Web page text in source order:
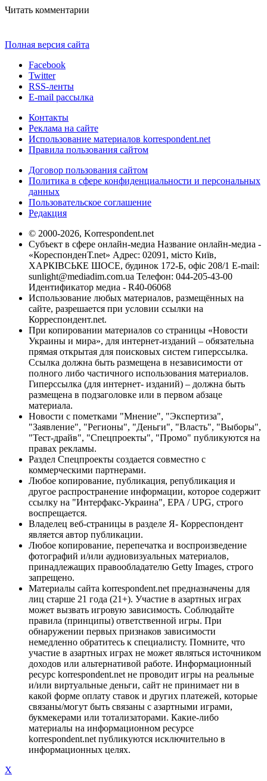
Читать комментарии
Полная версия сайта
Facebook
Twitter
RSS-ленты
E-mail рассылка
Контакты
Реклама на сайте
Использование материалов korrespondent.net
Правила пользования сайтом
Договор пользования сайтом
Политика в сфере конфиденциальности и персональных
данных
Пользовательское соглашение
Редакция
© 2000-2026, Korrespondent.net
Субъект в сфере онлайн-медиа Название онлайн-медиа -
«КореспонденТ.net» Адрес: 02091, місто Київ,
ХАРКІВСЬКЕ ШОСЕ, будинок 172-Б, офіс 208/1 E-mail:
sunlight@mediadim.com.ua Телефон: 044-205-43-00
Идентификатор медиа - R40-06068
Использование любых материалов, размещённых на
сайте, разрешается при условии ссылки на
Корреспондент.net.
При копировании материалов со страницы «Новости
Украины и мира», для интернет-изданий – обязательна
прямая открытая для поисковых систем гиперссылка.
Ссылка должна быть размещена в независимости от
полного либо частичного использования материалов.
Гиперссылка (для интернет- изданий) – должна быть
размещена в подзаголовке или в первом абзаце
материала.
Новости с пометками "Мнение", "Экспертиза",
"Заявление", "Регионы", "Деньги", "Власть", "Выборы",
"Тест-драйв", "Спецпроекты", "Промо" публикуются на
правах рекламы.
Раздел Спецпроекты создается совместно с
коммерческими партнерами.
Любое копирование, публикация, републикация и
другое распространение информации, которое содержит
ссылку на "Интерфакс-Украина", EPA / UPG, строго
воспрещается.
Владелец веб-страницы в разделе Я- Корреспондент
является автор публикации.
Любое копирование, перепечатка и воспроизведение
фотографий и/или аудиовизуальных материалов,
принадлежащих правообладателю Getty Images, строго
запрещено.
Материалы сайта korrespondent.net предназначены для
лиц старше 21 года (21+). Участие в азартных играх
может вызвать игровую зависимость. Соблюдайте
правила (принципы) ответственной игры. При
обнаружении первых признаков зависимости
немедленно обратитесь к специалисту. Помните, что
участие в азартных играх не может являться источником
доходов или альтернативой работе. Информационный
ресурс korrespondent.net не проводит игры на реальные
и/или виртуальные деньги, сайт не принимает ни в
какой форме оплату ставок и других платежей, которые
связаны/могут быть связаны с азартными играми,
букмекерами или тотализаторами. Какие-либо
материалы на информационном ресурсе
korrespondent.net публикуются исключительно в
информационных целях.
X